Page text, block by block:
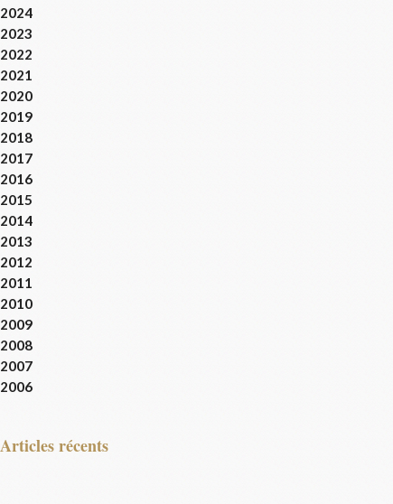
2024
2023
2022
2021
2020
2019
2018
2017
2016
2015
2014
2013
2012
2011
2010
2009
2008
2007
2006
articles récents